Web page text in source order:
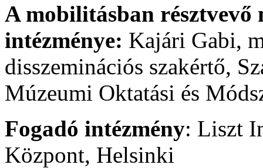
A mobilitásban résztvevő
intézménye: Kajári Gabi,
disszeminációs szakértő,
Múzeumi Oktatási és
Fogadó intézmény: Liszt
Központ, Helsinki